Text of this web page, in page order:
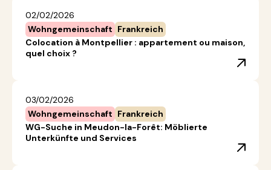
02/02/2026
Wohngemeinschaft Frankreich
Colocation à Montpellier : appartement ou maison,
quel choix ?
03/02/2026
Wohngemeinschaft Frankreich
WG-Suche in Meudon-la-Forêt: Möblierte
Unterkünfte und Services